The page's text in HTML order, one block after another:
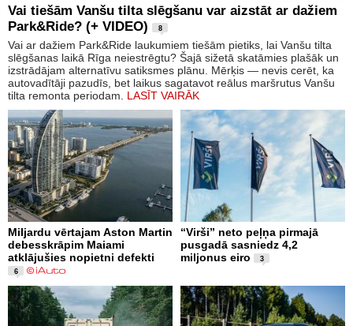
Vai tiešām Vanšu tilta slēgšanu var aizstāt ar dažiem
Park&Ride? (+ VIDEO)
8
Vai ar dažiem Park&Ride laukumiem tiešām pietiks, lai Vanšu tilta
slēgšanas laikā Rīga neiestrēgtu? Šajā sižetā skatāmies plašāk un
izstrādājam alternatīvu satiksmes plānu. Mērķis — nevis cerēt, ka
autovadītāji pazudīs, bet laikus sagatavot reālus maršrutus Vanšu
tilta remonta periodam. LASĪT VAIRĀK
Miljardu vērtajam Aston Martin
debesskrāpim Maiami
atklājušies nopietni defekti
6
“Virši” neto peļņa pirmajā
pusgadā sasniedz 4,2
miljonus eiro
3